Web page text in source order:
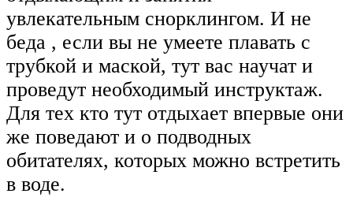
увлекательным снорклингом. И не
беда , если вы не умеете плавать с
трубкой и маской, тут вас научат и
проведут необходимый инструктаж.
Для тех кто тут отдыхает впервые они
же поведают и о подводных
обитателях, которых можно встретить
в воде.